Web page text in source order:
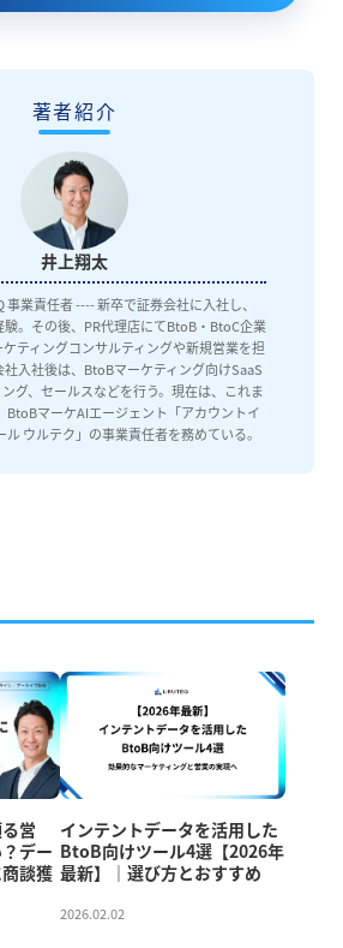
著者紹介
井上翔太
事業責任者 ---- 新卒で証券会社に入社し、
。その後、PR代理店にてBtoB・BtoC企業
ティングコンサルティングや新規営業を担
入社後は、BtoBマーケティング向けSaaS
グ、セールスなどを行う。現在は、これま
BtoBマーケAIエージェント「アカウントイ
ウルテク」の事業責任者を務めている。
営
デー
談獲
インテントデータを活用した
BtoB向けツール4選【2026年
最新】｜選び方とおすすめ
2026.02.02